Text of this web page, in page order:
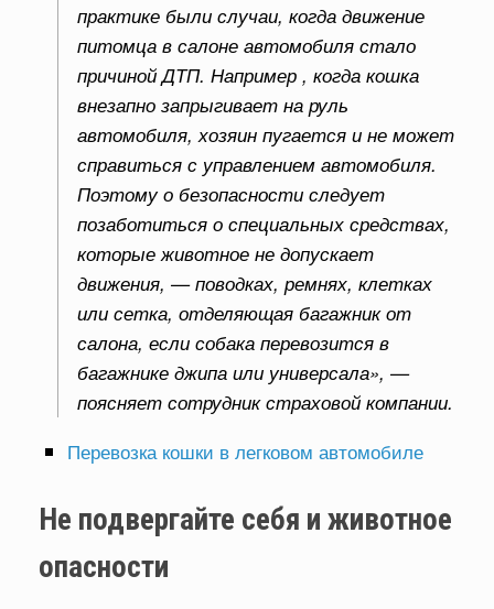
практике были случаи, когда движение
питомца в салоне автомобиля стало
причиной ДТП. Например , когда кошка
внезапно запрыгивает на руль
автомобиля, хозяин пугается и не может
справиться с управлением автомобиля.
Поэтому о безопасности следует
позаботиться о специальных средствах,
которые животное не допускает
движения, — поводках, ремнях, клетках
или сетка, отделяющая багажник от
салона, если собака перевозится в
багажнике джипа или универсала», —
поясняет сотрудник страховой компании.
Перевозка кошки в легковом автомобиле
Не подвергайте себя и животное
опасности